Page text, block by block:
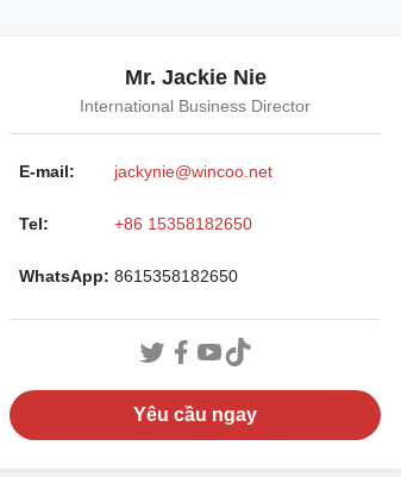
Mr. Jackie Nie
International Business Director
E-mail: jackynie@wincoo.net
Tel: +86 15358182650
WhatsApp: 8615358182650
Yêu cầu ngay